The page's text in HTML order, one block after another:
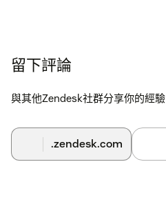
留下評論
與其他Zendesk社群分享你的經驗
.zendesk.com